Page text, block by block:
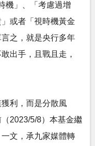
機」、「考慮過增
或者「視時機黃金
之，就是央行多年
出手，且戰且走，
利，而是分散風
2023/5/8）本基金繼
文，承九家媒體轉